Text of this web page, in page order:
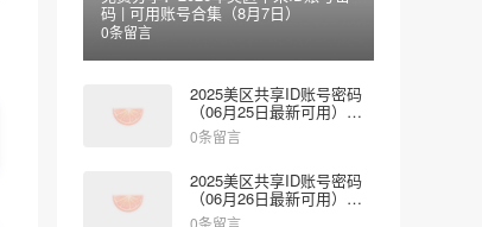
码 | 可用账号合集（8月7日）
0条留言
2025美区共享ID账号密码
（06月25日最新可用）免
费登录App Store
0条留言
2025美区共享ID账号密码
（06月26日最新可用）免
费登录App Store
0条留言